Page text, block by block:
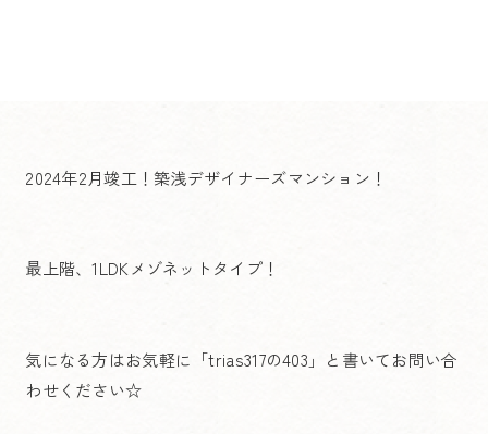
2024年2月竣工！築浅デザイナーズマンション！
最上階、1LDKメゾネットタイプ！
気になる方はお気軽に「trias317の403」と書いてお問い合
わせください☆